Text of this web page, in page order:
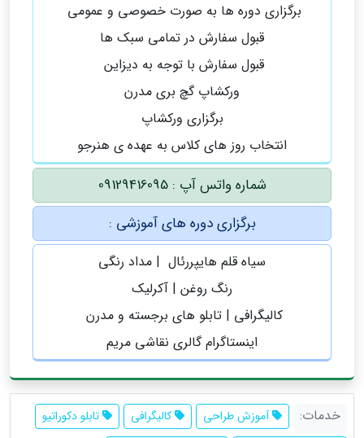
برگزاری دوره ها به صورت خصوصی و عمومی
قبول سفارش در تمامی سبک ها
قبول سفارش با توجه به دیزاین
ورکشاپ گچ بری مدرن
برگزاری ورکشا‌‌پ
انتخاب روز های کلاس به عهده ی هنرجو
شماره واتس آپ : 09129416095
برگزاری دوره های آموزشی :
سیاه قلم هایپررئال | مداد رنگی
رنگ روغن | آکرلیک
کالیگرافی | تابلو های برجسته و مدرن
اینستاگرام گالری نقاشی مریم
خدمات: آموزش طراحی کالیگرافی
تابلو دکوراتیو